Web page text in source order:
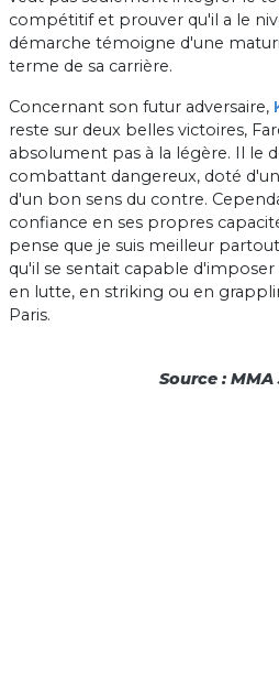
compétitif et prouver qu'il a le
démarche témoigne d'une
terme de sa carrière.
Concernant son futur adversaire,
reste sur deux belles victoires,
absolument pas à la légère. Il le
combattant dangereux, doté
d'un bon sens du contre.
confiance en ses propres
pense que je suis meilleur
qu'il se sentait capable
en lutte, en striking ou en
Paris.
Source :